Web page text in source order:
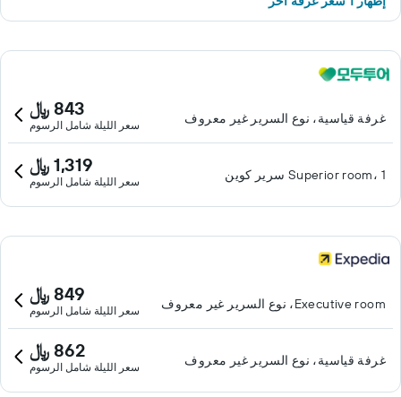
غرفة قياسية، نوع السرير غير معروف 843 ﷼
سعر الليلة شامل الرسوم
Superior room، 1 سرير كوين 1,319 ﷼
سعر الليلة شامل الرسوم
Executive room، نوع السرير غير معروف 849 ﷼
سعر الليلة شامل الرسوم
غرفة قياسية، نوع السرير غير معروف 862 ﷼
سعر الليلة شامل الرسوم